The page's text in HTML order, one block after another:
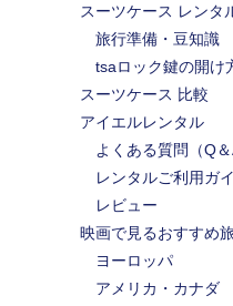
スーツケース レンタ
旅行準備・豆知識
tsaロック鍵の開け
スーツケース 比較
アイエルレンタル
よくある質問（Q＆
レンタルご利用ガ
レビュー
映画で見るおすすめ
ヨーロッパ
アメリカ・カナダ